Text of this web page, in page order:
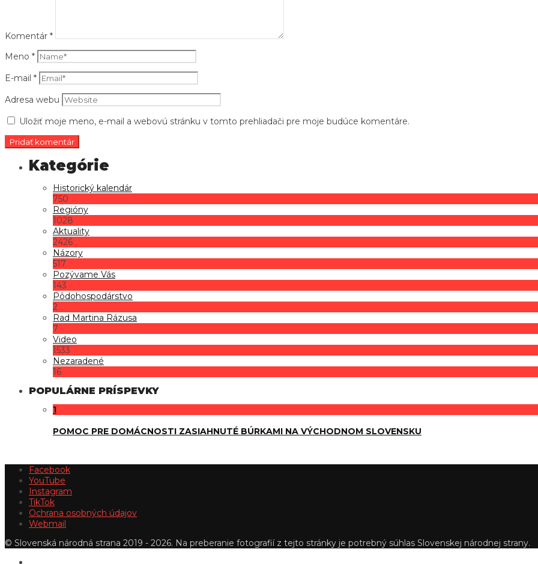
Komentár *
Meno *
E-mail *
Adresa webu
Uložiť moje meno, e-mail a webovú stránku v tomto prehliadači pre moje budúce komentáre.
Historický kalendár
750
Regióny
1028
Aktuality
2426
Názory
517
Pozývame Vás
143
Pôdohospodárstvo
2
Rad Martina Rázusa
7
Video
1533
Nezaradené
16
POPULÁRNE PRÍSPEVKY
1
POMOC PRE DOMÁCNOSTI ZASIAHNUTÉ BÚRKAMI NA VÝCHODNOM SLOVENSKU
Facebook
YouTube
Instagram
TikTok
Ochrana osobných údajov
Webmail
© Slovenská národná strana 2019 - 2026. Na preberanie fotografií z tejto stránky je potrebný súhlas Slovenskej národnej strany.